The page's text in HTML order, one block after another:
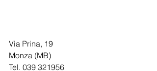
Via Prina, 19
Monza (MB)
Tel. 039 321956